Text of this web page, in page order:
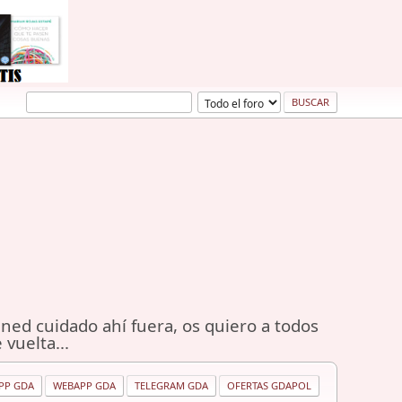
cuidado ahí fuera, os quiero a todos
vuelta...
GDA WEBAPP GDA TELEGRAM GDA OFERTAS GDAPOL